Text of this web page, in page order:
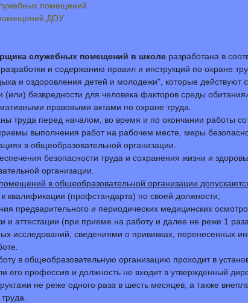
помещений
помещений ДОУ
служебных помещений в школе разработана в
и содержанию правил и инструкций по охране
и оздоровления детей и молодежи", которые действуют с
безвредности для человека факторов среды
правовыми актами по охране труда.
труда перед началом, во время и по окончании работы
выполнения работ на рабочем месте, меры
в общеобразовательной организации.
безопасности труда и сохранения жизни и
организации.
в общеобразовательной организации
(профстандарта) по своей должности;
предварительного и периодических медицинских
и аттестации (при приеме на работу и далее не реже 1
исследований, сведениями о прививках, перенесенных
в общеобразовательную организацию проходит в
его профессия и должность не входит в утвержденный
не реже одного раза в шесть месяцев, а также